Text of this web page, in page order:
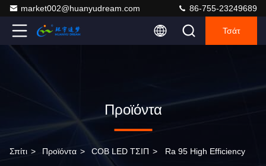
market002@huanyudream.com 86-755-23249689
Τσάτ
Προϊόντα
Σπίτι > Προϊόντα > COB LED ΤΣΙΠ > Ra 95 High Efficiency